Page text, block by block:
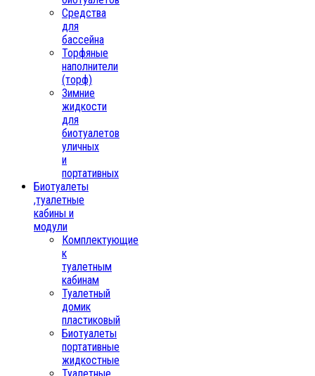
Средства
для
бассейна
Торфяные
наполнители
(торф)
Зимние
жидкости
для
биотуалетов
уличных
и
портативных
Биотуалеты
,туалетные
кабины и
модули
Комплектующие
к
туалетным
кабинам
Туалетный
домик
пластиковый
Биотуалеты
портативные
жидкостные
Туалетные